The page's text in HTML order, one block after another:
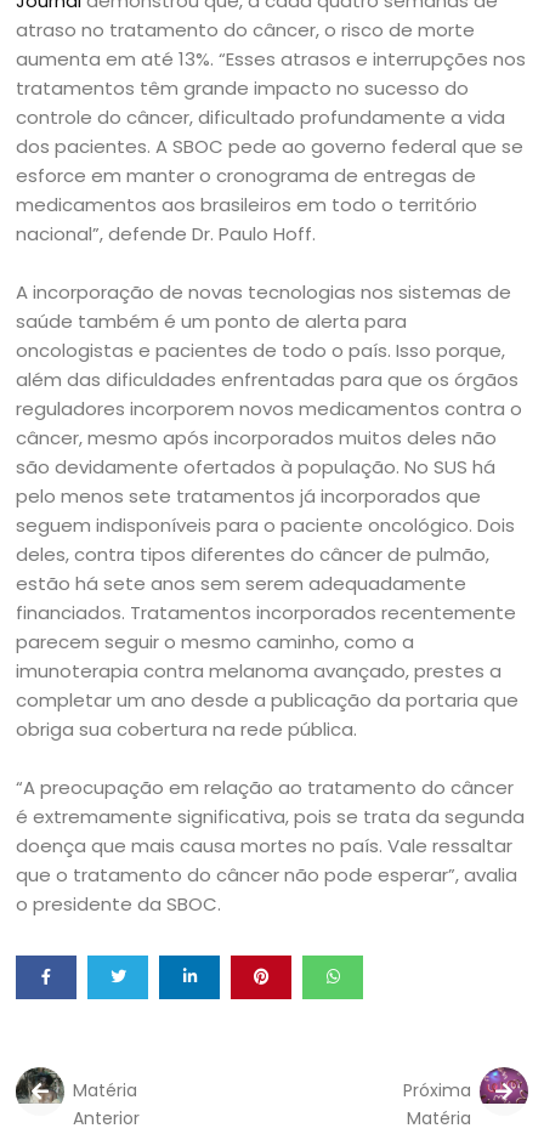
atraso no tratamento do câncer, o risco de morte
aumenta em até 13%. “Esses atrasos e interrupções nos
tratamentos têm grande impacto no sucesso do
controle do câncer, dificultado profundamente a vida
dos pacientes. A SBOC pede ao governo federal que se
esforce em manter o cronograma de entregas de
medicamentos aos brasileiros em todo o território
nacional”, defende Dr. Paulo Hoff.
A incorporação de novas tecnologias nos sistemas de
saúde também é um ponto de alerta para
oncologistas e pacientes de todo o país. Isso porque,
além das dificuldades enfrentadas para que os órgãos
reguladores incorporem novos medicamentos contra o
câncer, mesmo após incorporados muitos deles não
são devidamente ofertados à população. No SUS há
pelo menos sete tratamentos já incorporados que
seguem indisponíveis para o paciente oncológico. Dois
deles, contra tipos diferentes do câncer de pulmão,
estão há sete anos sem serem adequadamente
financiados. Tratamentos incorporados recentemente
parecem seguir o mesmo caminho, como a
imunoterapia contra melanoma avançado, prestes a
completar um ano desde a publicação da portaria que
obriga sua cobertura na rede pública.
“A preocupação em relação ao tratamento do câncer
é extremamente significativa, pois se trata da segunda
doença que mais causa mortes no país. Vale ressaltar
que o tratamento do câncer não pode esperar”, avalia
o presidente da SBOC.
Matéria
Anterior
Próxima
Matéria